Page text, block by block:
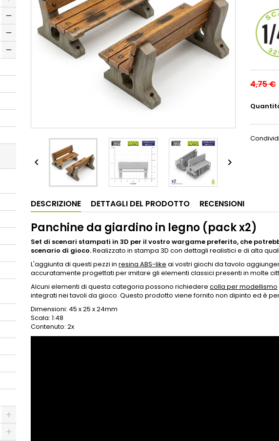
 
4,75 €
Condividi
DESCRIZIONE DETTAGLI DEL PRODOTTO RECENSIONI
Panchine da giardino in legno (pack x2)
Set di scenari stampati in 3D per il vostro wargame preferito, che
scenario di gioco.Realizzato in stampa 3D con dettagli realistici e di alta
L'aggiunta di questi pezzi in resina ABS-like ai vostri giochi da tavolo
accuratamente progettati per imitare gli elementi classici presenti in molte
Alcuni elementi di questa categoria possono richiedere colla per modellismo
integrati nei tavoli da gioco. Questo prodotto viene fornito non dipinto ed è
Dimensioni: 45 x 25 x 24mm
Scala: 1:48
Contenuto: 2x